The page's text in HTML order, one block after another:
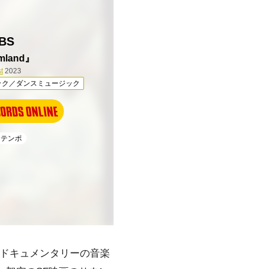
』
2023
／ダンスミュージック
ンポ
キュメンタリーの音楽